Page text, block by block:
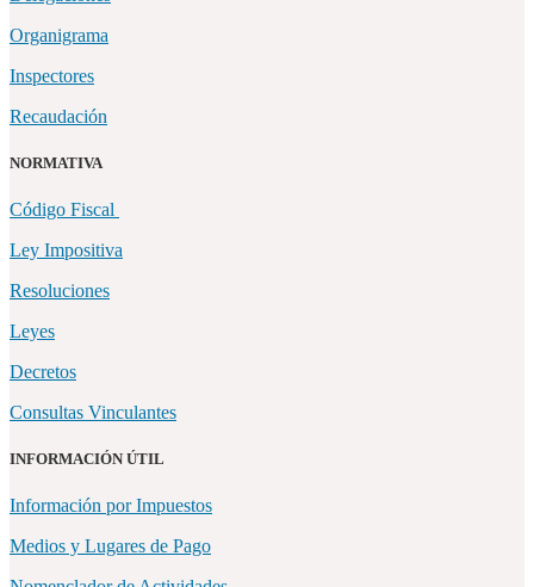
Organigrama
Inspectores
Recaudación
NORMATIVA
Código Fiscal
Ley Impositiva
Resoluciones
Leyes
Decretos
Consultas Vinculantes
INFORMACIÓN ÚTIL
Información por Impuestos
Medios y Lugares de Pago